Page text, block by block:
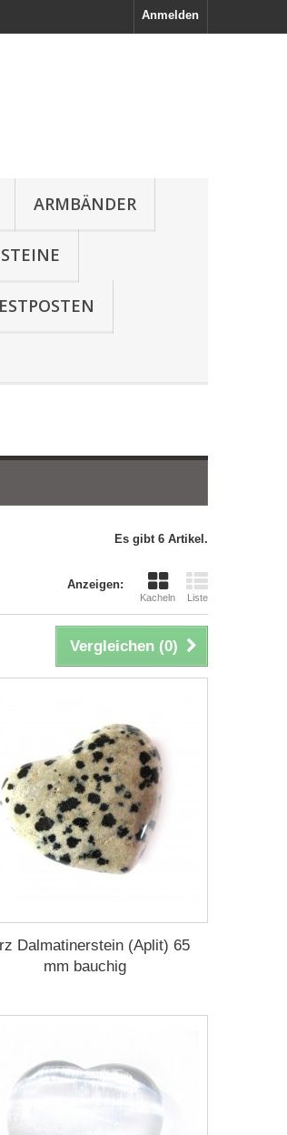
Anmelden
ARMBÄNDER
Es gibt 6 Artikel.
Anzeigen:
Kacheln Liste
Vergleichen (0)
Dalmatinerstein (Aplit) 65
mm bauchig